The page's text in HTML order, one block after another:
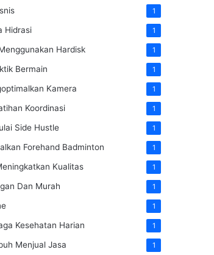
1
Hidrasi 1
Hardisk 1
Bermain 1
Kamera 1
Koordinasi 1
Side Hustle 1
Forehand Badminton 1
Kualitas 1
Dan Murah 1
1
Kesehatan Harian 1
Menjual Jasa 1